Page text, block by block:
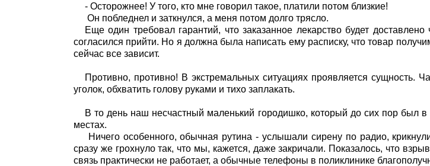
- Осторожнее! У того, кто мне говорил такое, платили потом близкие!
Он побледнел и заткнулся, а меня потом долго трясло.
Еще один требовал гарантий, что заказанное лекарство будет
согласился прийти. Но я должна была написать ему расписку, что товар
сейчас все зависит.
Противно, противно! В экстремальных ситуациях проявляется сущность.
уголок, обхватить голову руками и тихо заплакать.
В то день наш несчастный маленький городишко, который до сих пор был
местах.
Ничего особенного, обычная рутина - услышали сирену по радио,
сразу же грохнуло так, что мы, кажется, даже закричали. Показалось, что
связь практически не работает, а обычные телефоны в поликлинике